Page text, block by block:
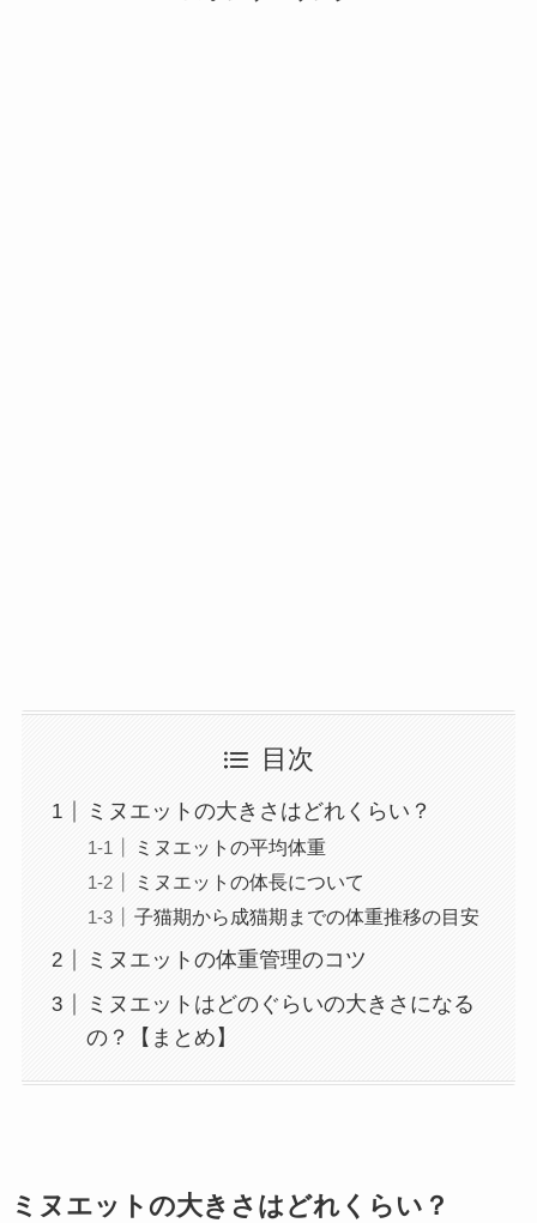
目次
ミヌエットの大きさはどれくらい？
ミヌエットの平均体重
ミヌエットの体長について
子猫期から成猫期までの体重推移の目安
ミヌエットの体重管理のコツ
ミヌエットはどのぐらいの大きさになる
の？【まとめ】
ミヌエットの大きさはどれくらい？